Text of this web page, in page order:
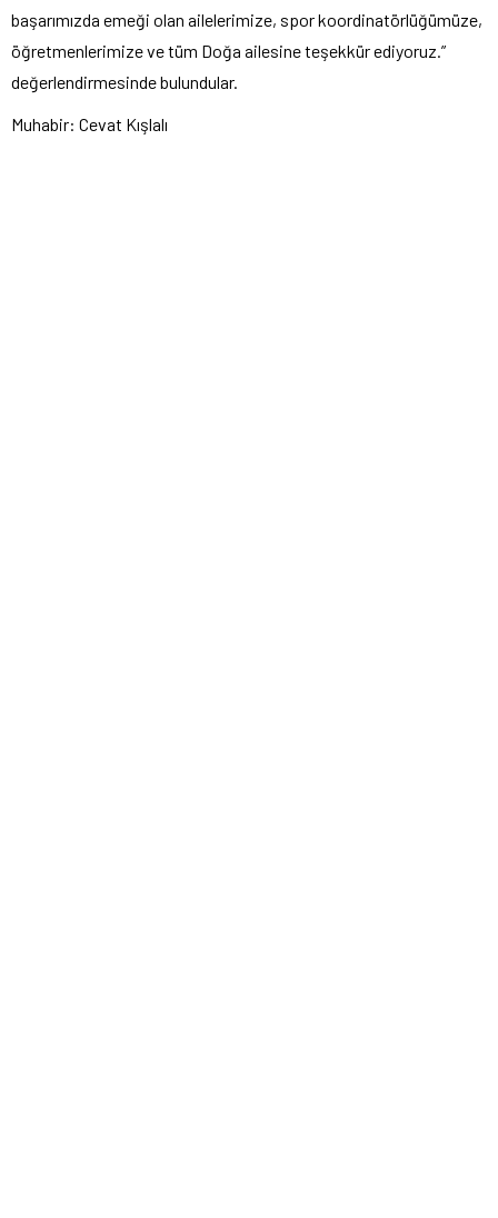
başarımızda emeği olan ailelerimize, spor koordinatörlüğümüze,
öğretmenlerimize ve tüm Doğa ailesine teşekkür ediyoruz.”
değerlendirmesinde bulundular.
Muhabir: Cevat Kışlalı